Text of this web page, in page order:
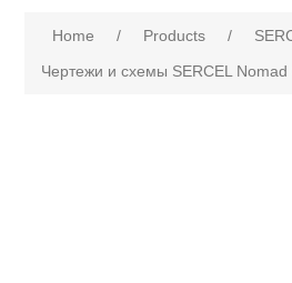
Home / Products /
Чертежи и схемы SERCEL Nomad